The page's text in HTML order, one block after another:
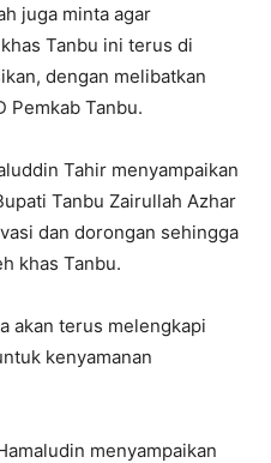
juga minta agar
Tanbu ini terus di
dengan melibatkan
Pemkab Tanbu.
Tahir menyampaikan
Tanbu Zairullah Azhar
dan dorongan sehingga
khas Tanbu.
akan terus melengkapi
kenyamanan
menyampaikan